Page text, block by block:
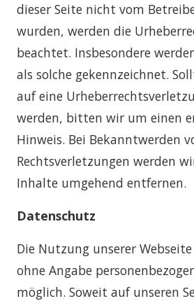
dieser Seite nicht vom
wurden, werden die
beachtet. Insbesondere
als solche gekennzeichnet.
auf eine
werden, bitten wir um einen
Hinweis. Bei Bekanntwerden
Rechtsverletzungen werden
Inhalte umgehend entfernen.
Datenschutz
Die Nutzung unserer
ohne Angabe
möglich. Soweit auf unseren